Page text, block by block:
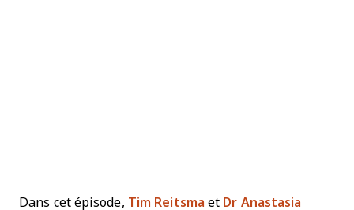
Dans cet épisode, Tim Reitsma et Dr Anastasia